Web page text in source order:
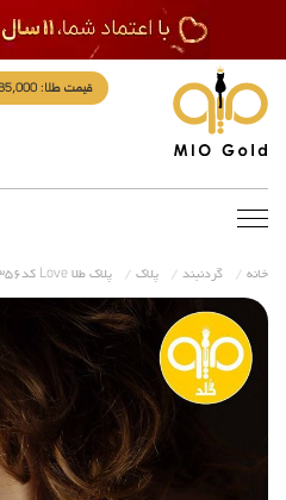
قیمت طلا: 18,985,000 تومان
Toggle
خانه گردنبند پلاک پلاک طلا Love کدN356